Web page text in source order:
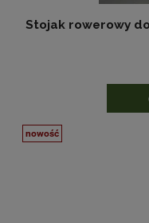
Stojak rowerowy
nowość